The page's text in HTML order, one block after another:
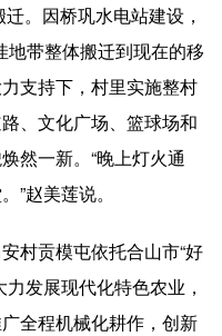
Français عربى
日本語 한국어
。因桥巩水电站建设，
带整体搬迁到现在的移
支持下，村里实施整村
、文化广场、篮球场和
然一新。“晚上灯火通
”赵美莲说。
贡模屯依托合山市“好
发展现代化特色农业，
全程机械化耕作，创新